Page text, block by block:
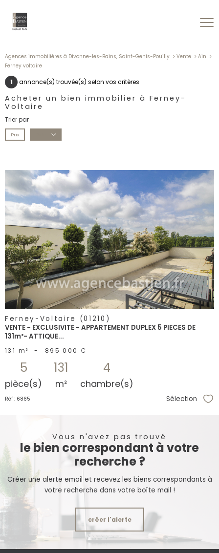
Agences immobilières à Divonne-les-Bains, Saint-Genis-Pouilly Vente
Ain
Ferney voltaire
1 annonce(s) trouvée(s) selon vos critères
Acheter un bien immobilier à Ferney-
Voltaire
Trier par
Prix
voir le
bien
Ferney-Voltaire (01210)
VENTE - EXCLUSIVITE - APPARTEMENT DUPLEX 5 PIECES DE
131m²- ATTIQUE...
131 m² - 895 000 €
5
pièce(s)
131
m²
4
chambre(s)
Réf : 6865 Sélection
Vous n'avez pas trouvé
le bien correspondant à votre
recherche ?
Créer une alerte email et recevez les biens correspondants à
votre recherche dans votre boîte mail !
créer l'alerte